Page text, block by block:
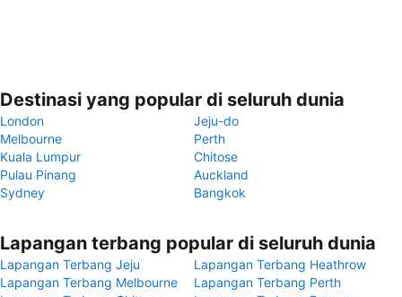
Destinasi yang popular di seluruh dunia
London
Jeju-do
Melbourne
Perth
Kuala Lumpur
Chitose
Pulau Pinang
Auckland
Sydney
Bangkok
Lapangan terbang popular di seluruh dunia
Lapangan Terbang Jeju
Lapangan Terbang Heathrow
Lapangan Terbang Melbourne
Lapangan Terbang Perth